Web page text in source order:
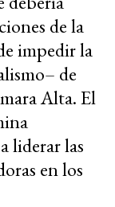
de la
impedir la
de
Alta. El
liderar las
en los